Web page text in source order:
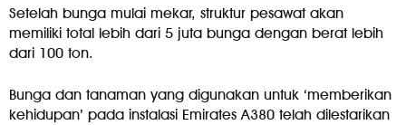
Setelah bunga mulai mekar, struktur pesawat akan
memiliki total lebih dari 5 juta bunga dengan berat lebih
dari 100 ton.
Bunga dan tanaman yang digunakan untuk ‘memberikan
kehidupan’ pada instalasi Emirates A380 telah dilestarikan